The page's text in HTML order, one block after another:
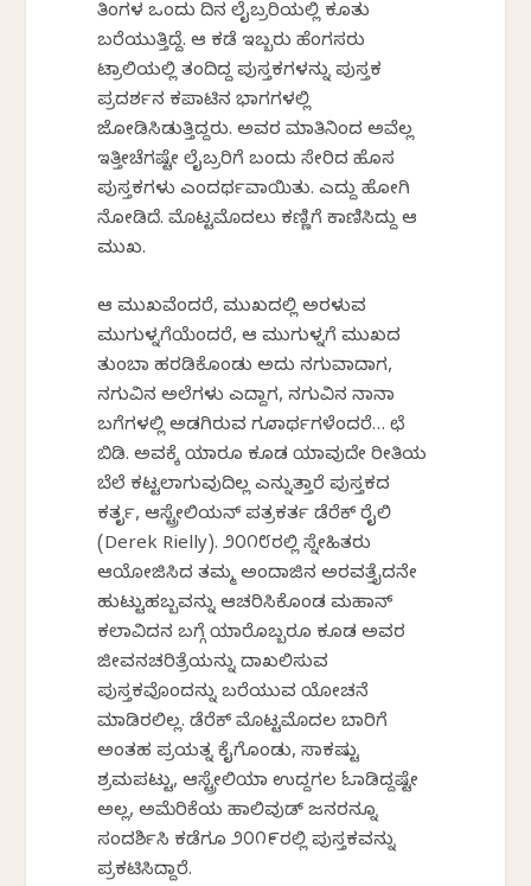
ತಿಂಗಳ ಒಂದು ದಿನ ಲೈಬ್ರರಿಯಲ್ಲಿ ಕೂತು
ಬರೆಯುತ್ತಿದ್ದೆ. ಆ ಕಡೆ ಇಬ್ಬರು ಹೆಂಗಸರು
ಟ್ರಾಲಿಯಲ್ಲಿ ತಂದಿದ್ದ ಪುಸ್ತಕಗಳನ್ನು ಪುಸ್ತಕ
ಪ್ರದರ್ಶನ ಕಪಾಟಿನ ಭಾಗಗಳಲ್ಲಿ
ಜೋಡಿಸಿಡುತ್ತಿದ್ದರು. ಅವರ ಮಾತಿನಿಂದ ಅವೆಲ್ಲ
ಇತ್ತೀಚೆಗಷ್ಟೇ ಲೈಬ್ರರಿಗೆ ಬಂದು ಸೇರಿದ ಹೊಸ
ಪುಸ್ತಕಗಳು ಎಂದರ್ಥವಾಯಿತು. ಎದ್ದು ಹೋಗಿ
ನೋಡಿದೆ. ಮೊಟ್ಟಮೊದಲು ಕಣ್ಣಿಗೆ ಕಾಣಿಸಿದ್ದು ಆ
ಮುಖ.
ಆ ಮುಖವೆಂದರೆ, ಮುಖದಲ್ಲಿ ಅರಳುವ
ಮುಗುಳ್ನಗೆಯೆಂದರೆ, ಆ ಮುಗುಳ್ನಗೆ ಮುಖದ
ತುಂಬಾ ಹರಡಿಕೊಂಡು ಅದು ನಗುವಾದಾಗ,
ನಗುವಿನ ಅಲೆಗಳು ಎದ್ದಾಗ, ನಗುವಿನ ನಾನಾ
ಬಗೆಗಳಲ್ಲಿ ಅಡಗಿರುವ ಗೂಡಾರ್ಥಗಳೆಂದರೆ… ಛೆ
ಬಿಡಿ. ಅವಕ್ಕೆ ಯಾರೂ ಕೂಡ ಯಾವುದೇ ರೀತಿಯ
ಬೆಲೆ ಕಟ್ಟಲಾಗುವುದಿಲ್ಲ ಎನ್ನುತ್ತಾರೆ ಪುಸ್ತಕದ
ಕರ್ತೃ, ಆಸ್ಟ್ರೇಲಿಯನ್ ಪತ್ರಕರ್ತ ಡೆರೆಕ್ ರೈಲಿ
(Derek Rielly). ೨೦೧೮ರಲ್ಲಿ ಸ್ನೇಹಿತರು
ಆಯೋಜಿಸಿದ ತಮ್ಮ ಅಂದಾಜಿನ ಅರವತ್ತೈದನೇ
ಹುಟ್ಟುಹಬ್ಬವನ್ನು ಆಚರಿಸಿಕೊಂಡ ಮಹಾನ್
ಕಲಾವಿದನ ಬಗ್ಗೆ ಯಾರೊಬ್ಬರೂ ಕೂಡ ಅವರ
ಜೀವನಚರಿತ್ರೆಯನ್ನು ದಾಖಲಿಸುವ
ಪುಸ್ತಕವೊಂದನ್ನು ಬರೆಯುವ ಯೋಚನೆ
ಮಾಡಿರಲಿಲ್ಲ. ಡೆರೆಕ್ ಮೊಟ್ಟಮೊದಲ ಬಾರಿಗೆ
ಅಂತಹ ಪ್ರಯತ್ನ ಕೈಗೊಂಡು, ಸಾಕಷ್ಟು
ಶ್ರಮಪಟ್ಟು, ಆಸ್ಟ್ರೇಲಿಯಾ ಉದ್ದಗಲ ಓಡಾಡಿದ್ದಷ್ಟೇ
ಅಲ್ಲ, ಅಮೆರಿಕೆಯ ಹಾಲಿವುಡ್ ಜನರನ್ನೂ
ಸಂದರ್ಶಿಸಿ ಕಡೆಗೂ ೨೦೧೯ರಲ್ಲಿ ಪುಸ್ತಕವನ್ನು
ಪ್ರಕಟಿಸಿದ್ದಾರೆ.